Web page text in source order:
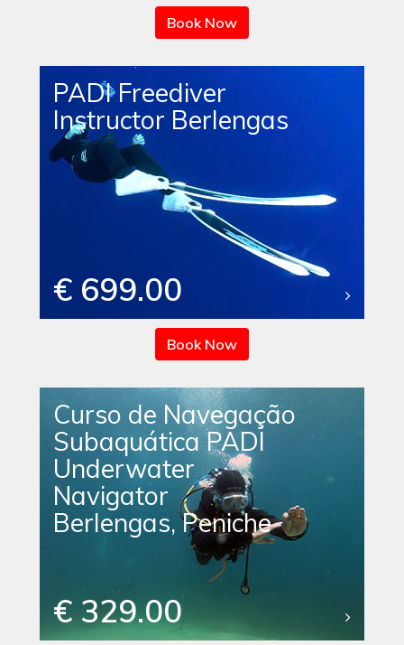
Book Now
PADI Freediver
Instructor Berlengas
€ 699.00
Book Now
Curso de Navegação
Subaquática PADI
Underwater
Navigator
Berlengas, Peniche
€ 329.00